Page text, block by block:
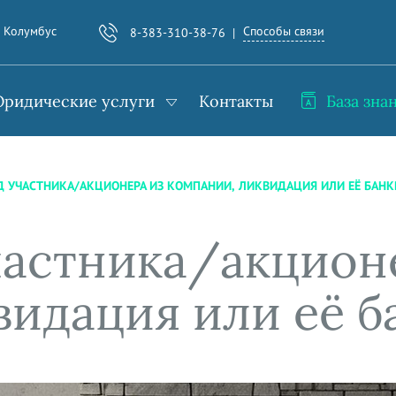
Колумбус 8-383-310-38-76 Способы связи
услуги Контакты База
УЧАСТНИКА/АКЦИОНЕРА ИЗ КОМПАНИИ, ЛИКВИДАЦИЯ ИЛИ ЕЁ
или её